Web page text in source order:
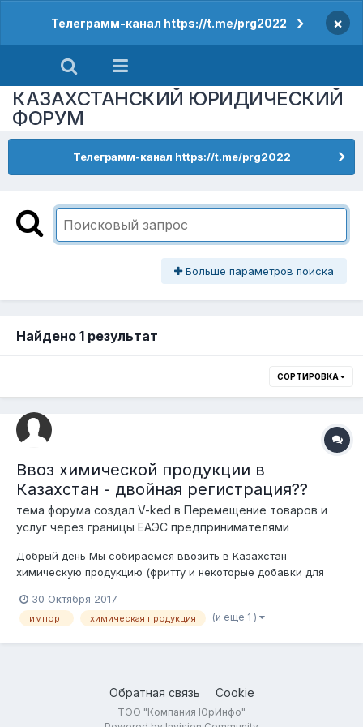
Телеграмм-канал https://t.me/prg2022 ×
КАЗАХСТАНСКИЙ ЮРИДИЧЕСКИЙ
ФОРУМ
Телеграмм-канал https://t.me/prg2022
Больше параметров поиска
Найдено 1 результат
СОРТИРОВКА
Ввоз химической продукции в
Казахстан - двойная регистрация??
тема форума создал V-ked в Перемещение товаров и
услуг через границы ЕАЭС предпринимателями
Добрый день Мы собираемся ввозить в Казахстан
химическую продукцию (фритту и некоторые добавки для
продукцию (включенную в Раздел II Единого Перечня) нужно
св-во о государственной регистрации. Процедура получения
30 Октября 2017
импорт химическая продукция (и еще 1 )
Обратная связь Cookie
ТОО "Компания ЮрИнфо"